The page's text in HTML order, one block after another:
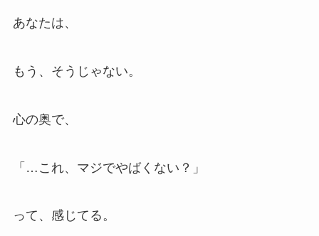
あなたは、
もう、そうじゃない。
心の奥で、
「…これ、マジでやばくない？」
って、感じてる。